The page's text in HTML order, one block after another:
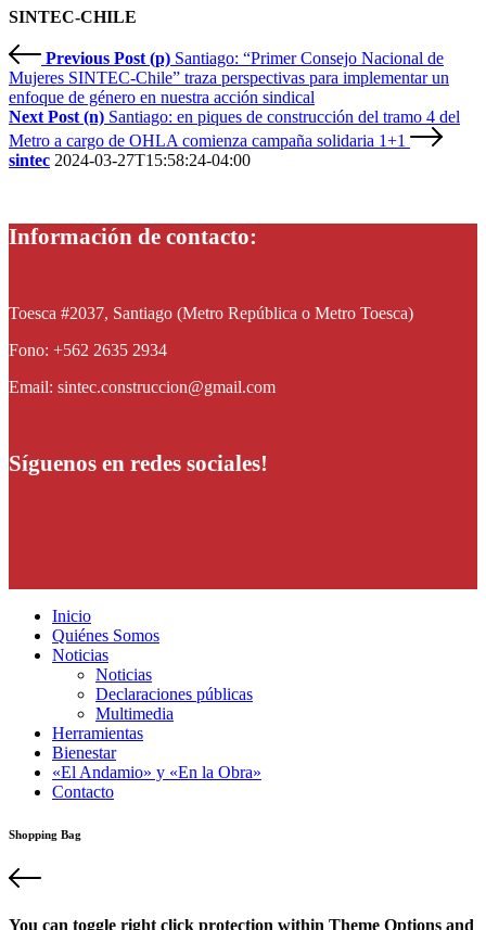
SINTEC-CHILE
Previous Post (p) Santiago: “Primer Consejo Nacional de
Mujeres SINTEC-Chile” traza perspectivas para implementar un
enfoque de género en nuestra acción sindical
Next Post (n) Santiago: en piques de construcción del tramo 4 del
Metro a cargo de OHLA comienza campaña solidaria 1+1
sintec 2024-03-27T15:58:24-04:00
Información de contacto:
Toesca #2037, Santiago (Metro República o Metro Toesca)
Fono: +562 2635 2934
Email: sintec.construccion@gmail.com
Síguenos en redes sociales!
Inicio
Quiénes Somos
Noticias
Noticias
Declaraciones públicas
Multimedia
Herramientas
Bienestar
«El Andamio» y «En la Obra»
Contacto
Shopping Bag
You can toggle right click protection within Theme Options and